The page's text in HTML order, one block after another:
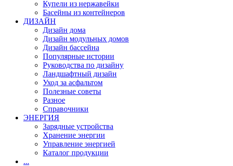
Купели из нержавейки
Басейны из контейнеров
ДИЗАЙН
Дизайн дома
Дизайн модульных домов
Дизайн бассейна
Популярные истории
Руководства по дизайну
Ландшафтный дизайн
Уход за асфальтом
Полезные советы
Разное
Справочники
ЭНЕРГИЯ
Зарядные устройства
Хранение энергии
Управление энергией
Каталог продукции
...